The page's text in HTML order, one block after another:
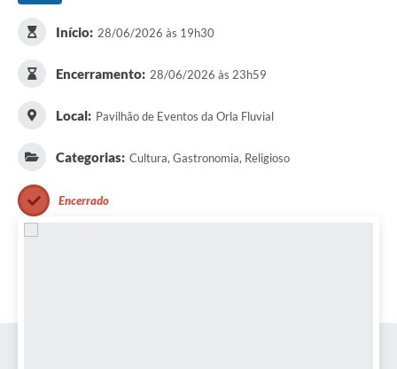
Início: 28/06/2026 às 19h30
Encerramento: 28/06/2026 às 23h59
Local: Pavilhão de Eventos da Orla Fluvial
Categorias: Cultura, Gastronomia, Religioso
Encerrado